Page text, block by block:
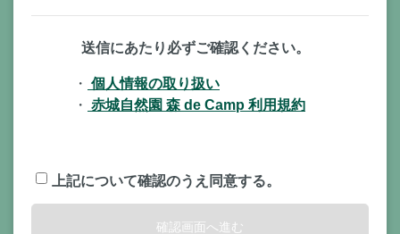
送信にあたり必ずご確認ください。
・ 個人情報の取り扱い
・ 赤城自然園 森 de Camp 利用規約
上記について確認のうえ同意する。